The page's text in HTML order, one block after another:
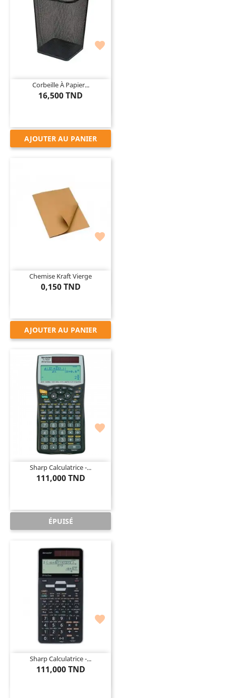

Corbeille À Papier...
16,500 TND
AJOUTER AU PANIER

Chemise Kraft Vierge
0,150 TND
AJOUTER AU PANIER

Sharp Calculatrice -...
111,000 TND
ÉPUISÉ

Sharp Calculatrice -...
111,000 TND